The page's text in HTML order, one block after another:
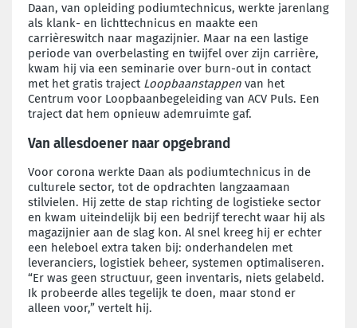
Daan, van opleiding podiumtechnicus, werkte jarenlang
als klank- en lichttechnicus en maakte een
carrièreswitch naar magazijnier. Maar na een lastige
periode van overbelasting en twijfel over zijn carrière,
kwam hij via een seminarie over burn-out in contact
met het gratis traject Loopbaanstappen van het
Centrum voor Loopbaanbegeleiding van ACV Puls. Een
traject dat hem opnieuw ademruimte gaf.
Van allesdoener naar opgebrand
Voor corona werkte Daan als podiumtechnicus in de
culturele sector, tot de opdrachten langzaamaan
stilvielen. Hij zette de stap richting de logistieke sector
en kwam uiteindelijk bij een bedrijf terecht waar hij als
magazijnier aan de slag kon. Al snel kreeg hij er echter
een heleboel extra taken bij: onderhandelen met
leveranciers, logistiek beheer, systemen optimaliseren.
“Er was geen structuur, geen inventaris, niets gelabeld.
Ik probeerde alles tegelijk te doen, maar stond er
alleen voor,” vertelt hij.